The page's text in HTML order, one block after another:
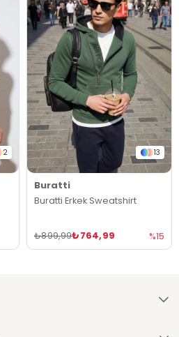
2 13
Buratti
Buratti Erkek Sweatshirt
₺764,99
₺899,99 %15